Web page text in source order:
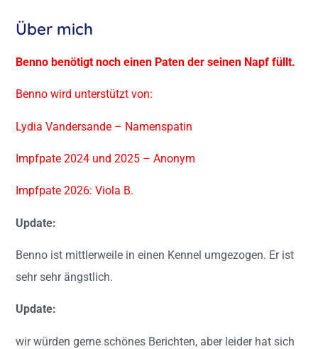
Über mich
Benno benötigt noch einen Paten der seinen Napf füllt.
Benno wird unterstützt von:
Lydia Vandersande – Namenspatin
Impfpate 2024 und 2025 – Anonym
Impfpate 2026: Viola B.
Update:
Benno ist mittlerweile in einen Kennel umgezogen. Er ist
sehr sehr ängstlich.
Update:
wir würden gerne schönes Berichten, aber leider hat sich